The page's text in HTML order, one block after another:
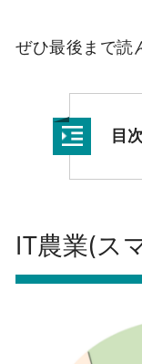
ぜひ最後まで読
目次
IT農業(ス